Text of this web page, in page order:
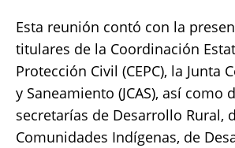
Esta reunión contó con la
titulares de la Coordinación
Protección Civil (CEPC), la Junta
y Saneamiento (JCAS), así como
secretarías de Desarrollo Rural,
Comunidades Indígenas, de